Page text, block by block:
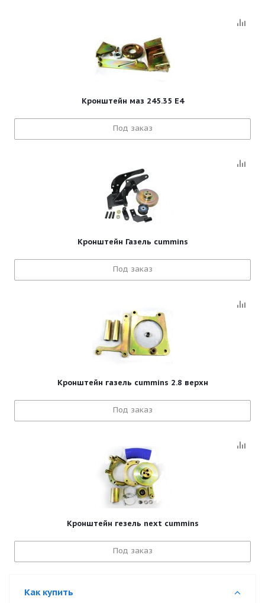
Кронштейн маз 245.35 Е4
Под заказ
Кронштейн Газель cummins
Под заказ
Кронштейн газель cummins 2.8 верхн
Под заказ
Кронштейн гезель next cummins
Под заказ
Как купить